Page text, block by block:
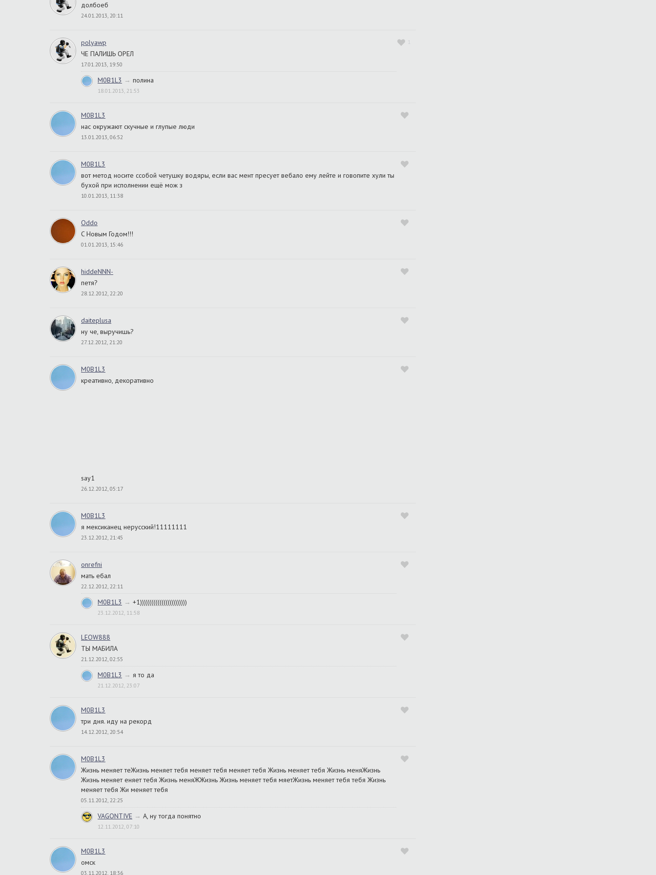
долбоеб
24.01.2013, 20:11
1
polyawp
ЧЕ ПАЛИШЬ ОРЕЛ
17.01.2013, 19:50
M0B1L3 → полина
18.01.2013, 21:53
M0B1L3
нас окружают скучные и глупые люди
13.01.2013, 06:52
M0B1L3
вот метод носите ссобой четушку водяры, если вас мент пресует вебало ему лейте и говопите хули ты
бухой при исполнении ещё мож з
10.01.2013, 11:38
Oddo
C Новым Годом!!!
01.01.2013, 15:46
hiddeNNN-
петя?
28.12.2012, 22:20
daiteplusa
ну че, выручишь?
27.12.2012, 21:20
M0B1L3
креативно, декоративно
say1
26.12.2012, 05:17
M0B1L3
я мексиканец нерусский!11111111
23.12.2012, 21:45
onrefni
мать ебал
22.12.2012, 22:11
M0B1L3 → +1))))))))))))))))))))))))
23.12.2012, 11:58
LEOW888
ТЫ МАБИЛА
21.12.2012, 02:55
M0B1L3 → я то да
21.12.2012, 23:07
M0B1L3
три дня. иду на рекорд
14.12.2012, 20:54
M0B1L3
Жизнь меняет теЖизнь меняет тебя меняет тебя меняет тебя Жизнь меняет тебя Жизнь меняЖизнь
Жизнь меняет еняет тебя Жизнь меняЖЖизнь Жизнь меняет тебя мяетЖизнь меняет тебя тебя Жизнь
меняет тебя Жи меняет тебя
05.11.2012, 22:25
VAGONTIVE → А, ну тогда понятно
12.11.2012, 07:10
M0B1L3
омск
03.11.2012, 18:36